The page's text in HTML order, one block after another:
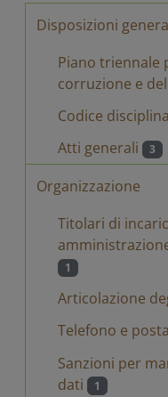
Disposizioni
Piano triennale
corruzione e
Codice
Atti generali
3
Organizzazione
Titolari di
1
Articolazione
Telefono e
Sanzioni per
dati
1